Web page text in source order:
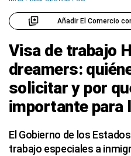
Añadir El Comercio
Visa de trabajo
dreamers:
solicitar y por
importante para
El Gobierno de los
trabajo especiales a